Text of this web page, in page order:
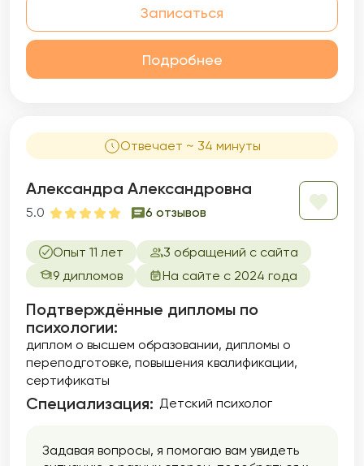
Записаться
Подробнее
Отвечает ~ 34 минуты
Александра Александровна
5.0 6 отзывов
Опыт 11 лет
3 обращений с сайта
9 дипломов
На сайте с 2024 года
Подтверждённые дипломы по
психологии:
диплом о высшем образовании дипломы о
переподготовке повышения квалификации
сертификаты
Специализация: Детский психолог
Задавая вопросы, я помогаю вам увидеть